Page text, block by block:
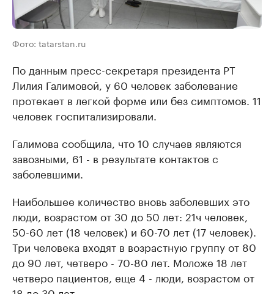
Фото: tatarstan.ru
По данным пресс-секретаря президента РТ
Лилия Галимовой, у 60 человек заболевание
протекает в легкой форме или без симптомов. 11
человек госпитализировали.
Галимова сообщила, что 10 случаев являются
завозными, 61 - в результате контактов с
заболевшими.
Наибольшее количество вновь заболевших это
люди, возрастом от 30 до 50 лет: 21ч человек,
50-60 лет (18 человек) и 60-70 лет (17 человек).
Три человека входят в возрастную группу от 80
до 90 лет, четверо - 70-80 лет. Моложе 18 лет
четверо пациентов, еще 4 - люди, возрастом от